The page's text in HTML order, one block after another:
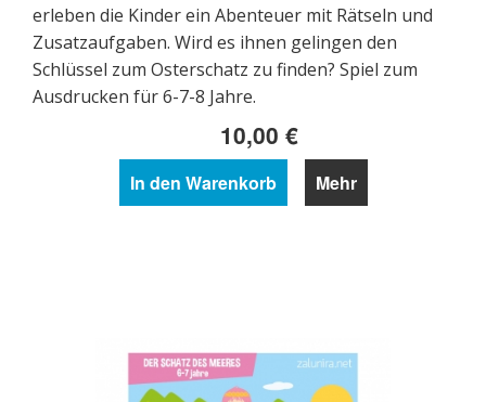
erleben die Kinder ein Abenteuer mit Rätseln und
Zusatzaufgaben. Wird es ihnen gelingen den
Schlüssel zum Osterschatz zu finden? Spiel zum
Ausdrucken für 6-7-8 Jahre.
10,00 €
In den Warenkorb Mehr